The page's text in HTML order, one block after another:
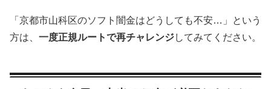
「京都市山科区のソフト闇金はどうしても不安…」という
方は、 一度正規ルートで再チャレンジしてみてください。